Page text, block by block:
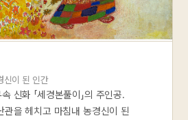
신이 된 인간
신화 「세경본풀이」의 주인공.
관을 헤치고 마침내 농경신이 된